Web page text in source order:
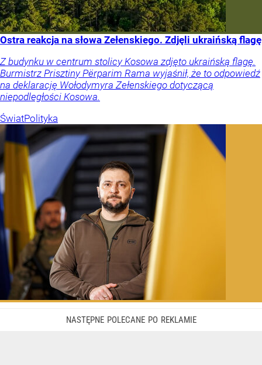
Ostra reakcja na słowa Zełenskiego. Zdjęli ukraińską flagę
Z budynku w centrum stolicy Kosowa zdjęto ukraińską flagę.
Burmistrz Prisztiny Përparim Rama wyjaśnił, że to odpowiedź
na deklarację Wołodymyra Zełenskiego dotyczącą
niepodległości Kosowa.
ŚwiatPolityka